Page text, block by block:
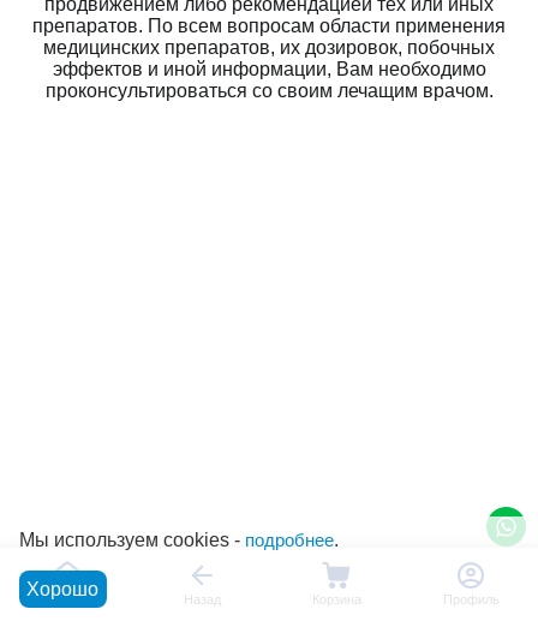
продвижением либо рекомендацией тех или иных
препаратов. По всем вопросам области применения
медицинских препаратов, их дозировок, побочных
эффектов и иной информации, Вам необходимо
проконсультироваться со своим лечащим врачом.
Главная Назад Корзина Профиль
Мы используем cookies - подробнее.
Хорошо